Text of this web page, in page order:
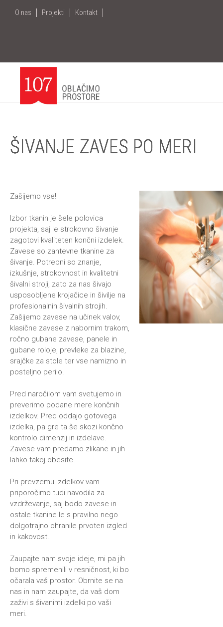
+386
O nas Projekti Kontakt
ŠIVANJE ZAVES PO MERI
Zašijemo vse!
Izbor tkanin je šele polovica
projekta, saj le strokovno šivanje
zagotovi kvaliteten končni izdelek.
Zavese so zahtevne tkanine za
šivanje. Potrebni so znanje,
izkušnje, strokovnost in kvalitetni
šivalni stroji, zato za nas šivajo
usposobljene krojačice in šivilje na
profesionalnih šivalnih strojih.
Zašijemo zavese na učinek valov,
klasične zavese z nabornim trakom,
ročno gubane zavese, panele in
gubane roloje, prevleke za blazine,
srajčke za stole ter vse namizno in
posteljno perilo.
Pred naročilom vam svetujemo in
preverimo podane mere končnih
izdelkov. Pred oddajo gotovega
izdelka, pa gre ta še skozi končno
kontrolo dimenzij in izdelave.
Zavese vam predamo zlikane in jih
lahko takoj obesite.
Pri prevzemu izdelkov vam
priporočimo tudi navodila za
vzdrževanje, saj bodo zavese in
ostale tkanine le s pravilno nego
dolgotrajno ohranile prvoten izgled
in kakovost.
Zaupajte nam svoje ideje, mi pa jih
bomo spremenili v resničnost, ki bo
očarala vaš prostor. Obrnite se na
nas in nam zaupajte, da vaš dom
zaživi s šivanimi izdelki po vaši
meri.